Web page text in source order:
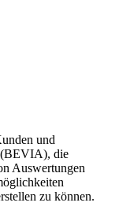
und
(BEVIA), die
Auswertungen
zu können.